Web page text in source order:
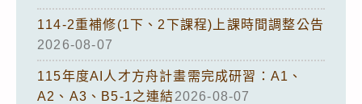
114-2重補修(1下、2下課程)上課時間調整公告
2026-08-07
115年度AI人才方舟計畫需完成研習：A1、
A2、A3、B5-1之連結2026-08-07